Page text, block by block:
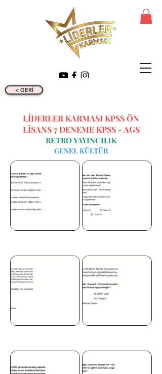
< GERİ
LİDERLER KARMASI KPSS ÖN
LİSANS 7 DENEME KPSS - AGS
RETRO YAYINCILIK
GENEL KÜLTÜR